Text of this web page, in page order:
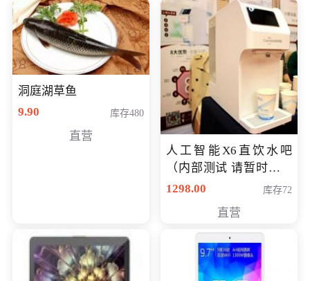
洞庭湖草鱼
9.90
库存480
直营
人工智能X6直饮水吧
（内部测试 请暂时不要
购买）
1298.00 库存72
直营